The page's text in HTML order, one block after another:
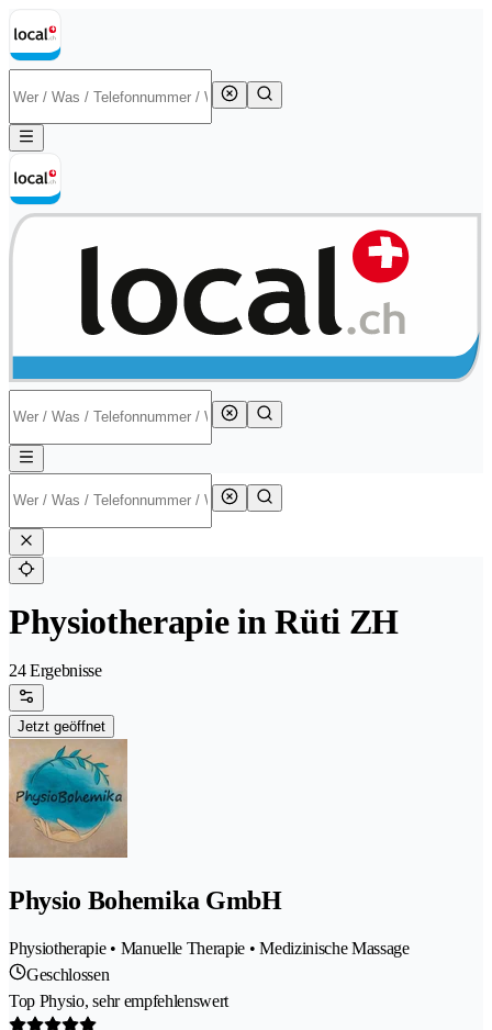
Physiotherapie in Rüti ZH
24 Ergebnisse
Jetzt geöffnet
Physio Bohemika GmbH
Physiotherapie • Manuelle Therapie • Medizinische Massage
Geschlossen
Top Physio, sehr empfehlenswert